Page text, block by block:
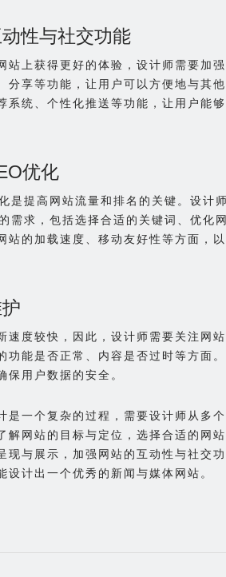
性与社交功能
站上获得更好的体验，设计师需要加
分享等功能，让用户可以方便地与其他
系统、个性化推送等功能，让用户能
优化
是提高网站流量和排名的关键。设计
需求，包括选择合适的关键词、优化
站的加载速度、移动友好性等方面，以
速度较快，因此，设计师需要关注网
功能是否正常、内容是否过时等方面
保用户数据的安全。
是一个复杂的过程，需要设计师从多
解网站的目标与定位，选择合适的网
现与展示，加强网站的互动性与社交
设计出一个优秀的新闻与媒体网站。